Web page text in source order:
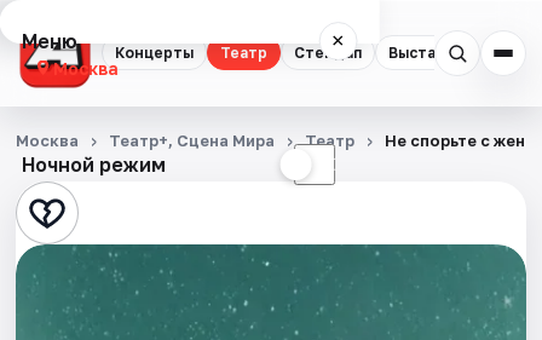
Концерты Театр Стендап Выставки
Меню ×
Москва
Концерты
Театр
Стендап
Выставки
Ночной режим ☾
Москва Театр+, Сцена Мира Театр Не спорьте с